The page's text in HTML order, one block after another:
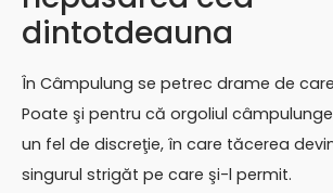
dintotdeauna
În Câmpulung se petrec drame de
Poate şi pentru că orgoliul
un fel de discreţie, în care tăcerea
singurul strigăt pe care şi-l permit.